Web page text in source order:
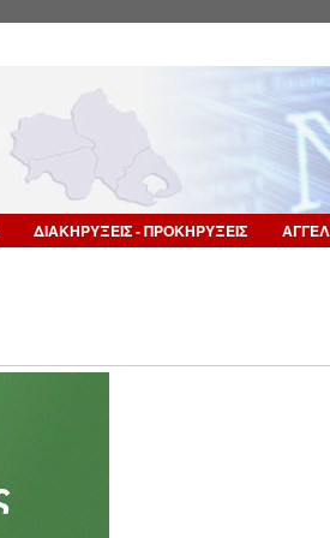
ΔΙΑΚΗΡΥΞΕΙΣ - ΠΡΟΚΗΡΥΞΕΙΣ